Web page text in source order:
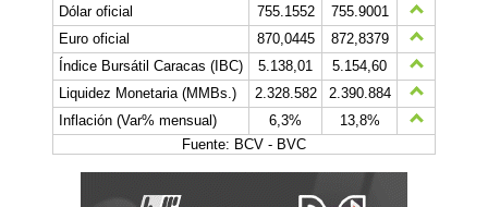
Dólar oficial
755.1552
755.9001
Euro oficial
870,0445
872,8379
Índice Bursátil Caracas (IBC)
5.138,01
5.154,60
Liquidez Monetaria (MMBs.)
2.328.582
2.390.884
Inflación (Var% mensual)
6,3%
13,8%
Fuente: BCV - BVC